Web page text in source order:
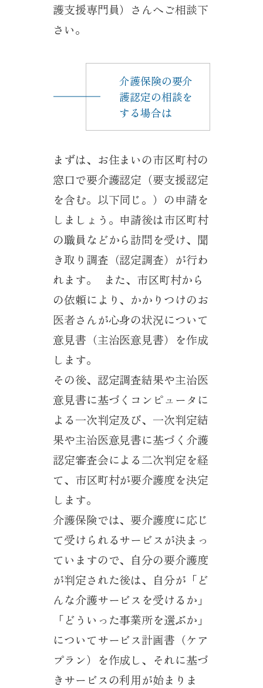
護支援専門員）さんへご相談下
さい。
介護保険の要介
護認定の相談を
する場合は
まずは、お住まいの市区町村の
窓口で要介護認定（要支援認定
を含む。以下同じ。）の申請を
しましょう。申請後は市区町村
の職員などから訪問を受け、聞
き取り調査（認定調査）が行わ
れます。 また、市区町村から
の依頼により、かかりつけのお
医者さんが心身の状況について
意見書（主治医意見書）を作成
します。
その後、認定調査結果や主治医
意見書に基づくコンピュータに
よる一次判定及び、一次判定結
果や主治医意見書に基づく介護
認定審査会による二次判定を経
て、市区町村が要介護度を決定
します。
介護保険では、要介護度に応じ
て受けられるサービスが決まっ
ていますので、自分の要介護度
が判定された後は、自分が「ど
んな介護サービスを受けるか」
「どういった事業所を選ぶか」
についてサービス計画書（ケア
プラン）を作成し、それに基づ
きサービスの利用が始まりま